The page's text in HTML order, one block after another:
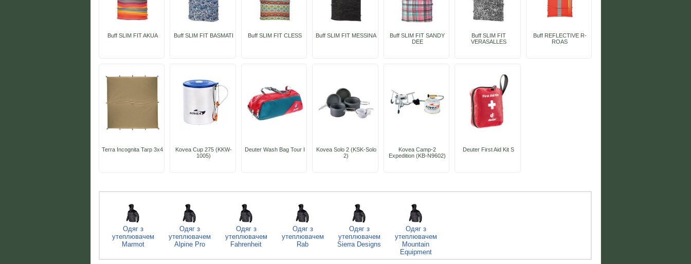
Buff SLIM FIT AKUA Buff SLIM FIT BASMATI Buff SLIM FIT CLESS Buff SLIM FIT MESSINA
Buff SLIM FIT SANDY
DEE
Buff SLIM FIT
VERASALLES
Buff REFLECTIVE R-
ROAS
Terra Incognita Tarp 3x4
Kovea Cup 275 (KKW-
1005)
Deuter Wash Bag Tour I
Kovea Solo 2 (KSK-Solo
2)
Kovea Camp-2
Expedition (KB-N9602)
Deuter First Aid Kit S
Одяг з
утеплювачем
Marmot
Одяг з
утеплювачем
Alpine Pro
Одяг з
утеплювачем
Fahrenheit
Одяг з
утеплювачем
Rab
Одяг з
утеплювачем
Sierra Designs
Одяг з
утеплювачем
Mountain
Equipment